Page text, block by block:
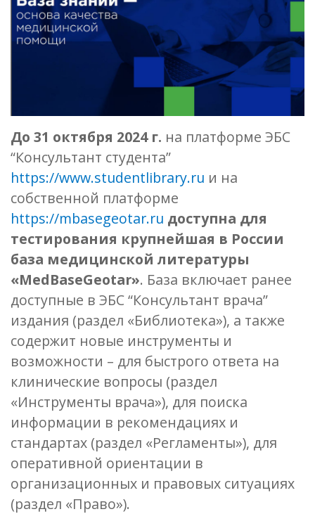
До 31 октября 2024 г. на платформе ЭБС
“Консультант студента”
https://www.studentlibrary.ru и на
собственной платформе
https://mbasegeotar.ru доступна для
тестирования крупнейшая в России
база медицинской литературы
«MedBasеGeotar». База включает ранее
доступные в ЭБС “Консультант врача”
издания (раздел «Библиотека»), а также
содержит новые инструменты и
возможности – для быстрого ответа на
клинические вопросы (раздел
«Инструменты врача»), для поиска
информации в рекомендациях и
стандартах (раздел «Регламенты»), для
оперативной ориентации в
организационных и правовых ситуациях
(раздел «Право»).